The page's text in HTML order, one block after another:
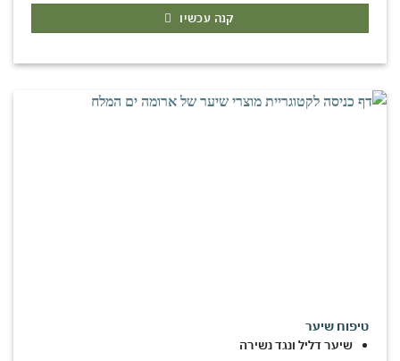
קנה עכשיו
טיפוח שיער
שיער דליל ונגד נשירה